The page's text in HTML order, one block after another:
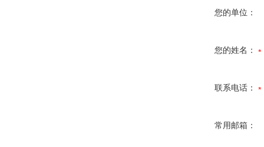
您的单位：
您的姓名：
联系电话：
常用邮箱：